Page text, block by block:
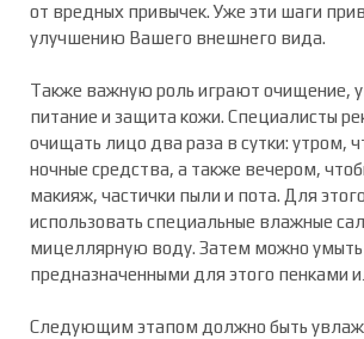
от вредных привычек. Уже эти шаги
улучшению Вашего внешнего вида.
Также важную роль играют очищение,
питание и защита кожи. Специалисты
очищать лицо два раза в сутки: утром,
ночные средства, а также вечером,
макияж, частички пыли и пота. Для
использовать специальные влажные
мицеллярную воду. Затем можно
предназначенными для этого пенками
Следующим этапом должно быть